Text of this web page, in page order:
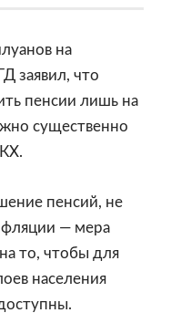
на
заявил, что
пенсии лишь на
существенно
пенсий, не
— мера
то, чтобы для
населения